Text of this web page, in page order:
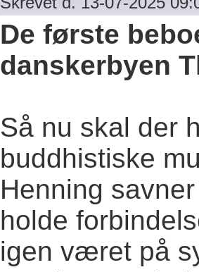
De første
danskerbyen
Så nu skal der
buddhistiske
Henning
holde
igen været på